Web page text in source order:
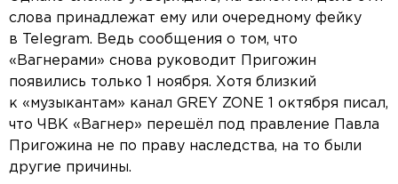
слова принадлежат ему или очередному фейку
в Telegram. Ведь сообщения о том, что
«Вагнерами» снова руководит Пригожин
появились только 1 ноября. Хотя близкий
к «музыкантам» канал GREY ZONE 1 октября писал,
что ЧВК «Вагнер» перешёл под правление Павла
Пригожина не по праву наследства, на то были
другие причины.